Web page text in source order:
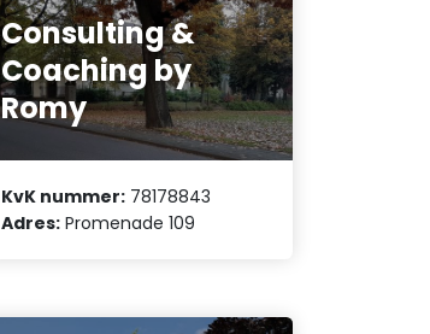
Consulting &
Coaching by
Romy
KvK nummer: 78178843
Adres: Promenade 109